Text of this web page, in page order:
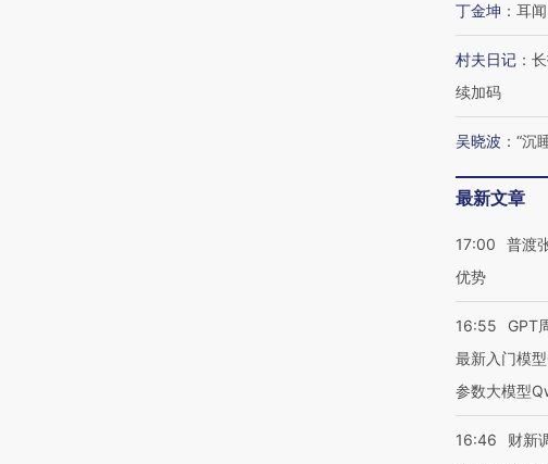
丁金坤 ： 耳
村夫日记 ：
续加码
吴晓波 ： “沉
最新文章
17:00
普渡
优势
16:55
GPT
最新入门模
参数大模型
16:46
财新